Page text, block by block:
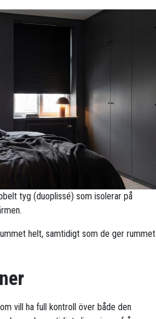
tyg (duoplissé) som isolerar på
helt, samtidigt som de ger rummet
vill ha full kontroll över både den